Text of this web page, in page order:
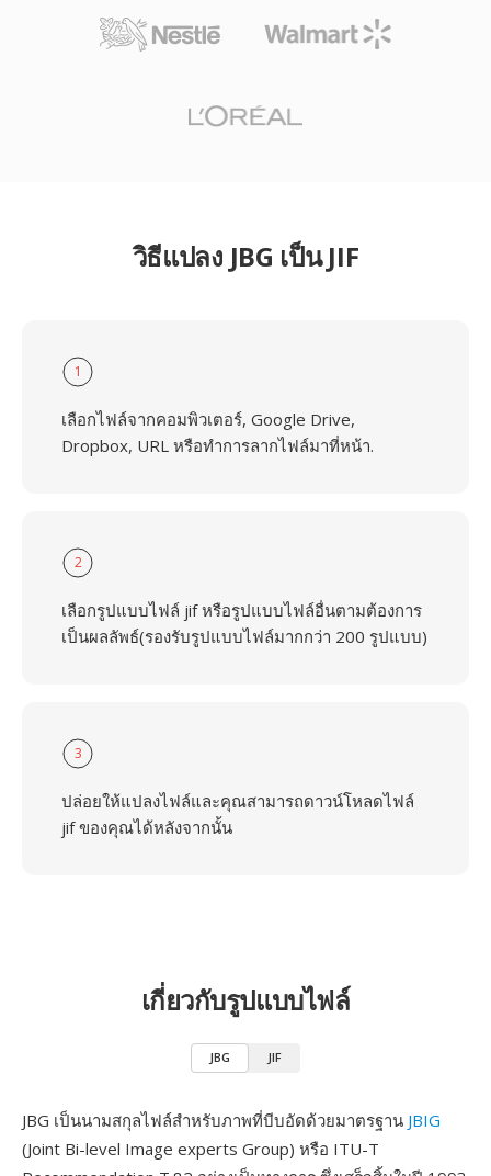
วิธีแปลง JBG เป็น JIF
1
เลือกไฟล์จากคอมพิวเตอร์, Google Drive,
Dropbox, URL หรือทำการลากไฟล์มาที่หน้า.
2
เลือกรูปแบบไฟล์ jif หรือรูปแบบไฟล์อื่นตามต้องการ
เป็นผลลัพธ์(รองรับรูปแบบไฟล์มากกว่า 200 รูปแบบ)
3
ปล่อยให้แปลงไฟล์และคุณสามารถดาวน์โหลดไฟล์
jif ของคุณได้หลังจากนั้น
เกี่ยวกับรูปแบบไฟล์
JBG JIF
JBG เป็นนามสกุลไฟล์สำหรับภาพที่บีบอัดด้วยมาตรฐาน JBIG
(Joint Bi-level Image experts Group) หรือ ITU-T